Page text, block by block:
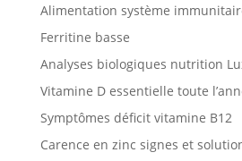
Alimentation système
Ferritine basse
Analyses biologiques nutrition
Vitamine D essentielle toute
Symptômes déficit vitamine B12
Carence en zinc signes et